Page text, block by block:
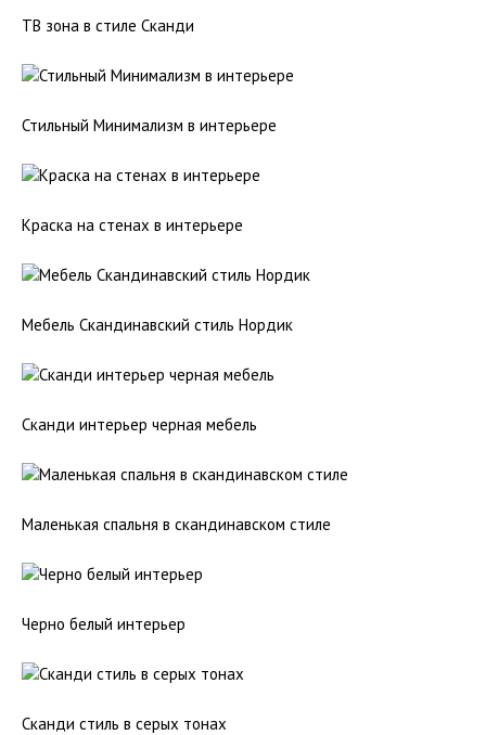
ТВ зона в стиле Сканди
Стильный Минимализм в интерьере
Краска на стенах в интерьере
Мебель Скандинавский стиль Нордик
Сканди интерьер черная мебель
Маленькая спальня в скандинавском стиле
Черно белый интерьер
Сканди стиль в серых тонах